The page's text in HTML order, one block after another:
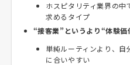
ホスピタリティ業界の中
求めるタイプ
“接客業”というより“体験
単純ルーティンより、自
に合いやすい